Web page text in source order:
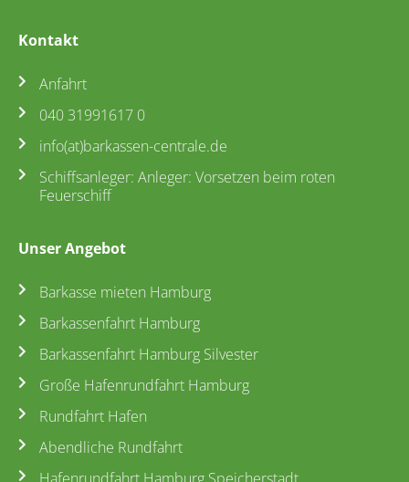
Kontakt
Anfahrt
040 31991617 0
info(at)barkassen-centrale.de
Schiffsanleger: Anleger: Vorsetzen beim roten
Feuerschiff
Unser Angebot
Barkasse mieten Hamburg
Barkassenfahrt Hamburg
Barkassenfahrt Hamburg Silvester
Große Hafenrundfahrt Hamburg
Rundfahrt Hafen
Abendliche Rundfahrt